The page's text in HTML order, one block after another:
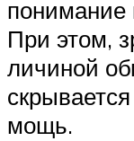
понимание
При этом,
личиной
мощь.